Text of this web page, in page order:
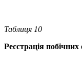
Таблиця 10
Реєстрація побічних